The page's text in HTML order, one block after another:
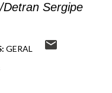
Detran Sergipe
GERAL